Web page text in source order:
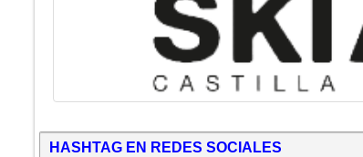
HASHTAG EN REDES SOCIALES